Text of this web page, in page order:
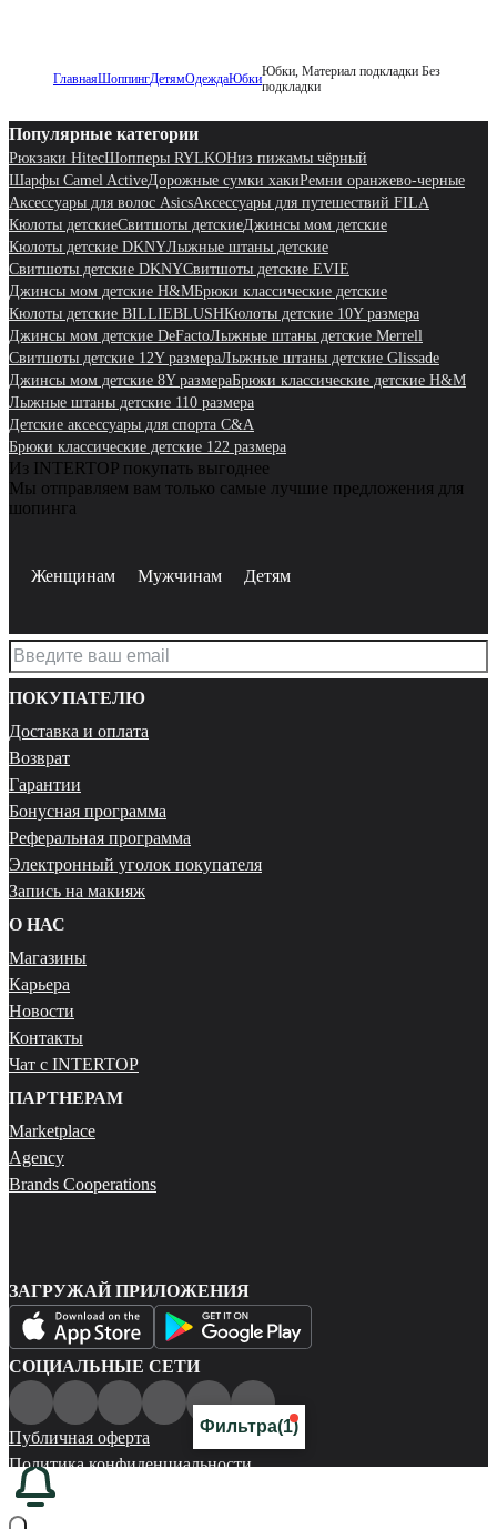
ГлавнаяШоппингДетямОдеждаЮбкиЮбки, Материал подкладки Без
подкладки
Популярные категории
Рюкзаки HitecШопперы RYLKOНиз пижамы чёрный
Шарфы Camel ActiveДорожные сумки хакиРемни оранжево-черные
Аксессуары для волос AsicsАксессуары для путешествий FILA
Кюлоты детскиеСвитшоты детскиеДжинсы мом детские
Кюлоты детские DKNYЛыжные штаны детские
Свитшоты детские DKNYСвитшоты детские EVIE
Джинсы мом детские H&MБрюки классические детские
Кюлоты детские BILLIEBLUSHКюлоты детские 10Y размера
Джинсы мом детские DeFactoЛыжные штаны детские Merrell
Свитшоты детские 12Y размераЛыжные штаны детские Glissade
Джинсы мом детские 8Y размераБрюки классические детские H&M
Лыжные штаны детские 110 размера
Детские аксессуары для спорта C&A
Брюки классические детские 122 размера
Фильтра(1)
Из INTERTOP покупать выгоднее
Мы отправляем вам только самые лучшие предложения для
шопинга
Женщинам Мужчинам Детям
ПОКУПАТЕЛЮ
Доставка и оплата
Возврат
Гарантии
Бонусная программа
Реферальная программа
Электронный уголок покупателя
Запись на макияж
О НАС
Магазины
Карьера
Новости
Контакты
Чат с INTERTOP
ПАРТНЕРАМ
Marketplace
Agency
Brands Cooperations
ЗАГРУЖАЙ ПРИЛОЖЕНИЯ
СОЦИАЛЬНЫЕ СЕТИ
Публичная оферта
Политика конфиденциальности
Карта сайта
© 2026 Все права защищены